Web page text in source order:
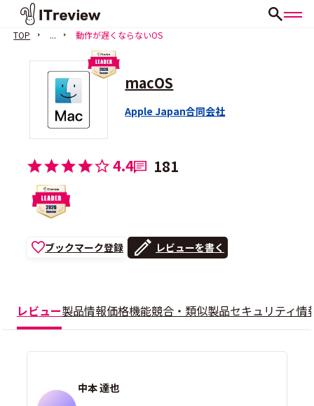
TOP ... 動作が遅くならないOS
macOS
Apple Japan合同会社
4.4 181
ブックマーク登録 レビューを書く
レビュー製品情報価格機能競合・類似製品セキュリティ情
中本 達也